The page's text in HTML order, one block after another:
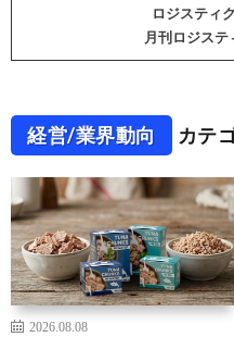
ロジスティ
月刊ロジステ
経営/業界動向 カテ
2026.08.08